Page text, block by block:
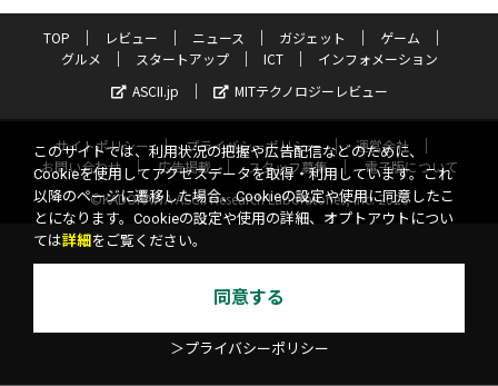
TOP レビュー ニュース ガジェット
ゲーム
グルメ
スタートアップ ICT
インフォメーション
ASCII.jp
MITテクノロジーレビュー
サイトポリシー プライバシーポリシー
運営会社
お問い合わせ
広告掲載 スタッフ募集
電子版について
©KADOKAWA ASCII Research Laboratories, Inc. 2026
このサイトでは、利用状況の把握や広告配信などのために、
Cookieを使用してアクセスデータを取得・利用しています。これ
以降のページに遷移した場合、Cookieの設定や使用に同意したこ
とになります。Cookieの設定や使用の詳細、オプトアウトについ
ては詳細 をご覧ください。
同意する
＞プライバシーポリシー